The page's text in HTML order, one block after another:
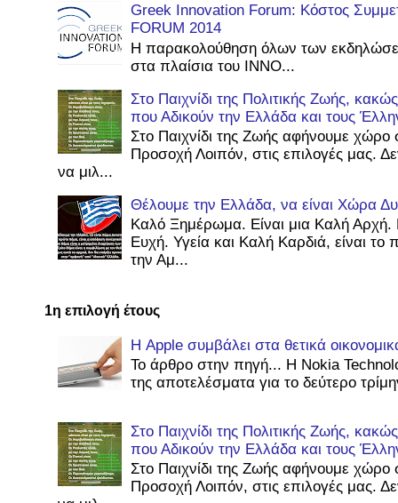
Greek Innovation Forum: Κόστος
FORUM 2014
Η παρακολούθηση όλων των
στα πλαίσια του INNO...
Στο Παιχνίδι της Πολιτικής Ζωής,
που Αδικούν την Ελλάδα και τους
Στο Παιχνίδι της Ζωής αφήνουμε
Προσοχή Λοιπόν, στις επιλογές μας.
να μιλ...
Θέλουμε την Ελλάδα, να είναι Χώρα
Καλό Ξημέρωμα. Είναι μια Καλή
Ευχή. Υγεία και Καλή Καρδιά, είναι
την Αμ...
1η επιλογή έτους
Η Apple συμβάλει στα θετικά
Το άρθρο στην πηγή... Η Nokia
της αποτελέσματα για το δεύτερο
Στο Παιχνίδι της Πολιτικής Ζωής,
που Αδικούν την Ελλάδα και τους
Στο Παιχνίδι της Ζωής αφήνουμε
Προσοχή Λοιπόν, στις επιλογές μας.